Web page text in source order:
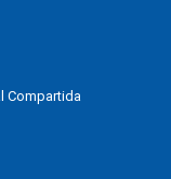
Compartida